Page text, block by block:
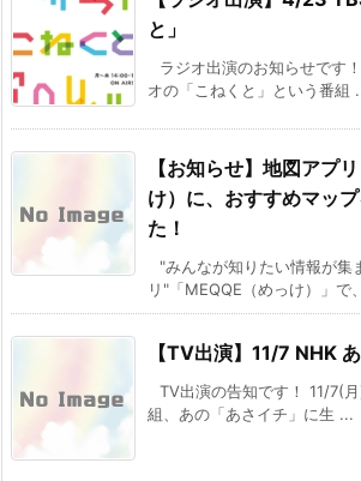
と」
ラジオ出演のお知らせです
オの「こねくと」という番組
【お知らせ】地図アプ
け）に、おすすめマッ
た！
"みんなが知りたい情報が集
リ"「MEQQE（めっけ）」で
【TV出演】11/7 NHK
TV出演の告知です！ 11/7(
組、あの「あさイチ」に生 ...